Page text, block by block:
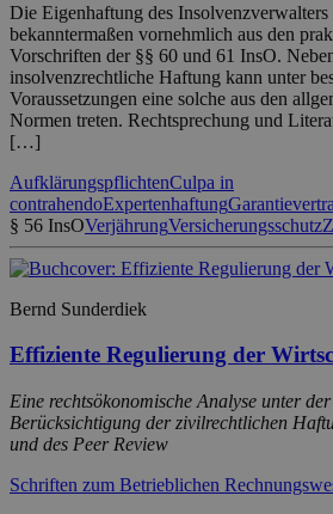
Die Eigenhaftung des Insolvenzverwalters
bekanntermaßen vornehmlich aus den
Vorschriften der §§ 60 und 61 InsO.
insolvenzrechtliche Haftung kann unter
Voraussetzungen eine solche aus den
Normen treten. Rechtsprechung und
[…]
AufklärungspflichtenCulpa in
contrahendoExpertenhaftung
§ 56 InsOVerjährungVersicherungsschutz
Bernd Sunderdiek
Effiziente Regulierung der
Eine rechtsökonomische Analyse unter der
Berücksichtigung der zivilrechtlichen
und des Peer Review
Schriften zum Betrieblichen